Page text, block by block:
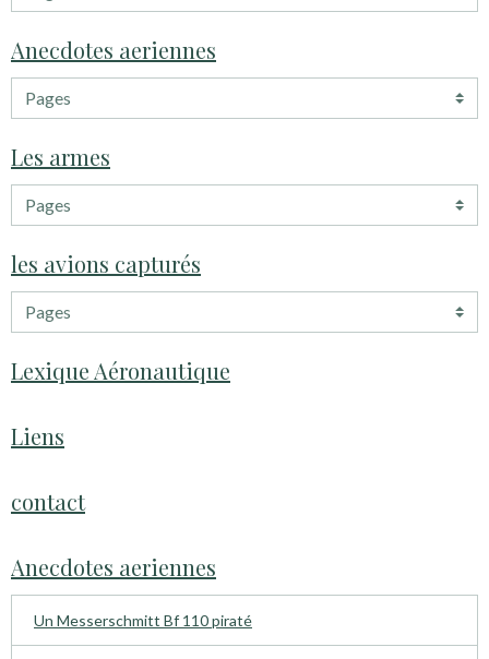
Anecdotes aeriennes
Les armes
les avions capturés
Lexique Aéronautique
Liens
contact
Anecdotes aeriennes
Un Messerschmitt Bf 110 piraté